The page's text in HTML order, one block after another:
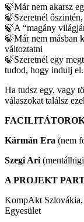
🍃Már nem akarsz
🍃Szeretnél
🍃A “magány
🍃Már nem másban
változtatni
🍃Szeretnél egy
tudod, hogy indulj el.
Ha tudsz egy, vagy
válaszokat találsz
Kármán Era (nem
Szegi Ari
A PROJEKT
KompAkt Szlovákia,
Egyesület